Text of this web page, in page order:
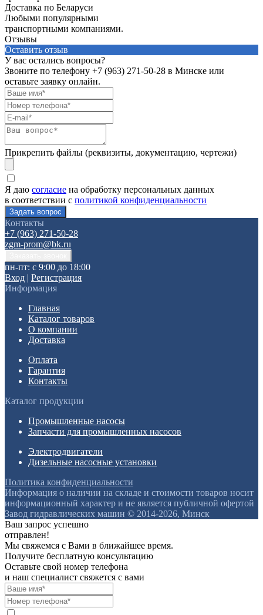
Доставка по Беларуси
Любыми популярными
транспортными компаниями.
Отзывы
Оставить отзыв
У вас остались вопросы?
Звоните по телефону +7 (963) 271-50-28 в Минске или
оставьте заявку онлайн.
Прикрепить файлы (реквизиты, документацию, чертежи)
Я даю согласие на обработку персональных данных
в соответствии с политикой конфиденциальности
Контакты
+7 (963) 271-50-28
zgm-prom@bk.ru
пн-пт: с 9:00 до 18:00
Вход | Регистрация
Информация
Главная
Каталог товаров
О компании
Доставка
Оплата
Гарантия
Контакты
Каталог продукции
Промышленные насосы
Запчасти для промышленных насосов
Электродвигатели
Дизельные насосные установки
Политика конфиденциальности
Информация о наличии на складе и стоимости товаров носит
информационный характер и не является публичной офертой
Завод гидравлических машин © 2014-2026, Минск
Ваш запрос успешно
отправлен!
Мы свяжемся с Вами в ближайшее время.
Получите бесплатную консультацию
Оставьте свой номер телефона
и наш специалист свяжется с вами